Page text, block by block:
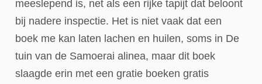
meeslepend is, net als een rijke tapijt dat beloont
bij nadere inspectie. Het is niet vaak dat een
boek me kan laten lachen en huilen, soms in De
tuin van de Samoerai alinea, maar dit boek
slaagde erin met een gratie boeken gratis